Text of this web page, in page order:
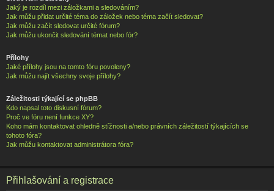
Jaký je rozdíl mezi záložkami a sledováním?
Jak můžu přidat určité téma do záložek nebo téma začít sledovat?
Jak můžu začít sledovat určité fórum?
Jak můžu ukončit sledování témat nebo fór?
Přílohy
Jaké přílohy jsou na tomto fóru povoleny?
Jak můžu najít všechny svoje přílohy?
Záležitosti týkající se phpBB
Kdo napsal toto diskusní fórum?
Proč ve fóru není funkce XY?
Koho mám kontaktovat ohledně stížnosti a/nebo právních záležitostí týkajících se
tohoto fóra?
Jak můžu kontaktovat administrátora fóra?
Přihlašování a registrace